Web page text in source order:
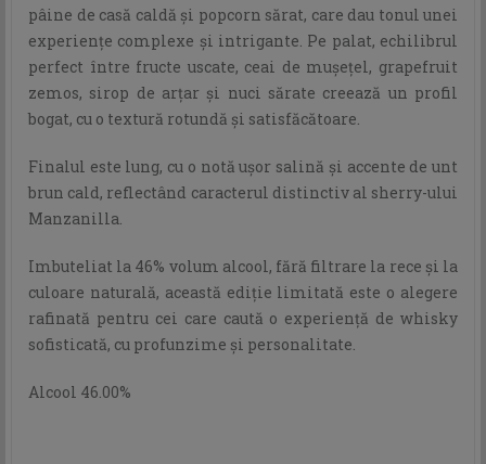
pâine de casă caldă și popcorn sărat, care dau tonul unei
experiențe complexe și intrigante. Pe palat, echilibrul
perfect între fructe uscate, ceai de mușețel, grapefruit
zemos, sirop de arțar și nuci sărate creează un profil
bogat, cu o textură rotundă și satisfăcătoare.
Finalul este lung, cu o notă ușor salină și accente de unt
brun cald, reflectând caracterul distinctiv al sherry-ului
Manzanilla.
Imbuteliat la 46% volum alcool, fără filtrare la rece și la
culoare naturală, această ediție limitată este o alegere
rafinată pentru cei care caută o experiență de whisky
sofisticată, cu profunzime și personalitate.
Alcool 46.00%